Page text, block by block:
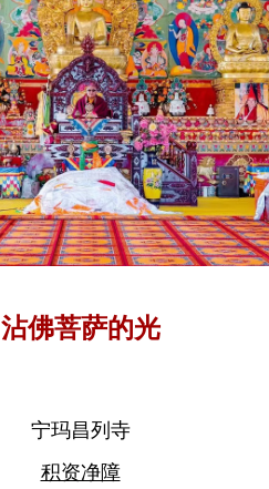
沾佛菩萨的光
宁玛昌列寺
积资净障